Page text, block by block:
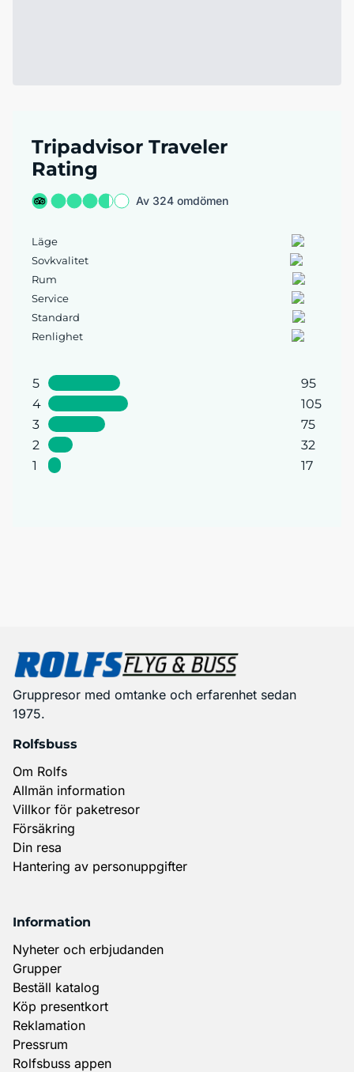
Tripadvisor Traveler
Rating
Av 324 omdömen
Läge
Sovkvalitet
Rum
Service
Standard
Renlighet
5
95
4
105
3
75
2
32
1
17
Gruppresor med omtanke och erfarenhet sedan
1975.
Rolfsbuss
Om Rolfs
Allmän information
Villkor för paketresor
Försäkring
Din resa
Hantering av personuppgifter
Information
Nyheter och erbjudanden
Grupper
Beställ katalog
Köp presentkort
Reklamation
Pressrum
Rolfsbuss appen